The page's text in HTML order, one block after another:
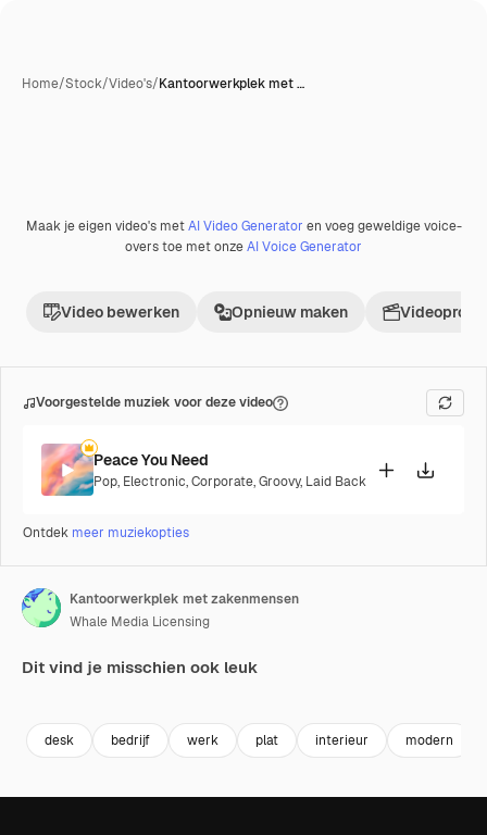
Home/Stock/Video's/Kantoorwerkplek met …
PremiumMet AI gegenereerd
Maak je eigen video's metAI Video Generator en voeg geweldige voice-
overs toe met onzeAI Voice Generator
Video bewerken Opnieuw maken
Voorgestelde muziek voor deze video
Peace You Need
Pop, Electronic,Corporate,Groovy, Laid Back
Ontdek meer muziekopties
Kantoorwerkplek met zakenmensen
Whale Media Licensing
Dit vind je misschien ook leuk
desk bedrijf werk plat interieur modern